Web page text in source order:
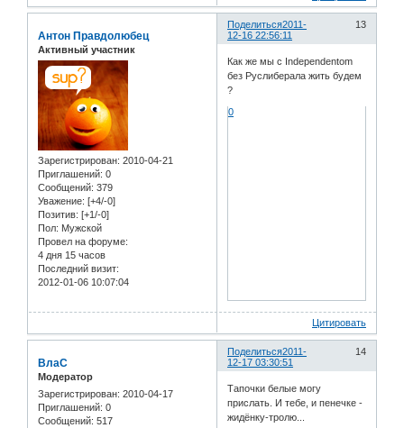
Поделиться 13
2011-
12-16 22:56:11
Антон Правдолюбец
Активный участник
Зарегистрирован: 2010-04-21
Приглашений: 0
Сообщений: 379
Уважение: [+4/-0]
Позитив: [+1/-0]
Пол: Мужской
Провел на форуме:
4 дня 15 часов
Последний визит:
2012-01-06 10:07:04
Как же мы с Independentom
без Руслиберала жить будем
?
0
Цитировать
Поделиться 14
2011-
12-17 03:30:51
ВлаС
Модератор
Зарегистрирован: 2010-04-17
Приглашений: 0
Сообщений: 517
Тапочки белые могу
прислать. И тебе, и пенечке -
жидёнку-тролю...